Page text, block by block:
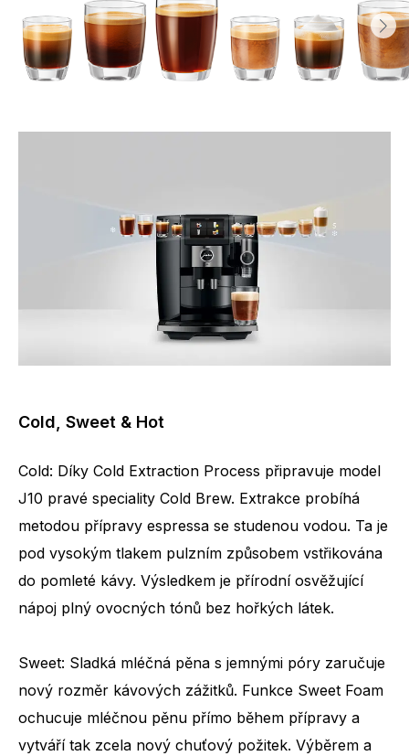
Cold, Sweet & Hot
Cold: Díky Cold Extraction Process připravuje model
J10 pravé speciality Cold Brew. Extrakce probíhá
metodou přípravy espressa se studenou vodou. Ta je
pod vysokým tlakem pulzním způsobem vstřikována
do pomleté kávy. Výsledkem je přírodní osvěžující
nápoj plný ovocných tónů bez hořkých látek.
Sweet: Sladká mléčná pěna s jemnými póry zaručuje
nový rozměr kávových zážitků. Funkce Sweet Foam
ochucuje mléčnou pěnu přímo během přípravy a
vytváří tak zcela nový chuťový požitek. Výběrem a